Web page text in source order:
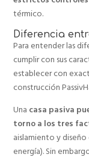
térmico.
Diferencia
Para entender las
cumplir con sus
establecer con
construcción
Una casa pasiva
torno a los tres
aislamiento y
energía). Sin